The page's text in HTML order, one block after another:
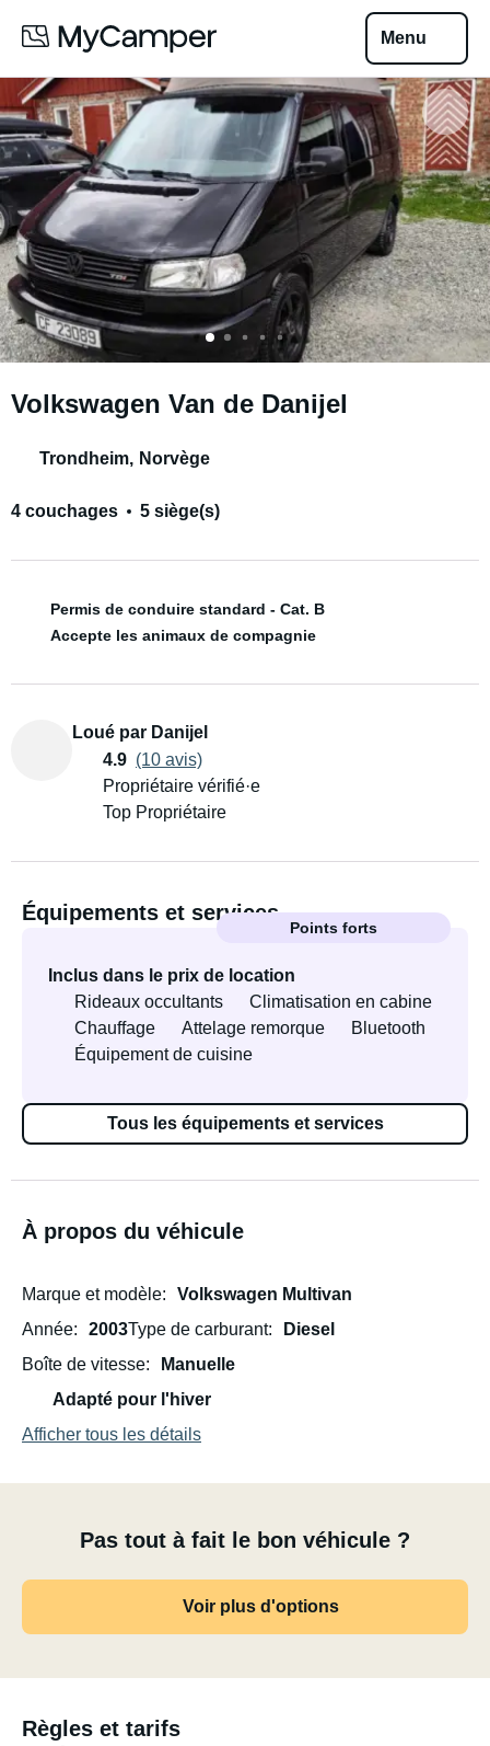
Menu
Volkswagen Van de Danijel
Trondheim, Norvège
4 couchages 5 siège(s)
Permis de conduire standard - Cat. B
Accepte les animaux de compagnie
Loué par Danijel
4.9 (10 avis)
Propriétaire vérifié·e
Top Propriétaire
Équipements et services
Points forts
Inclus dans le prix de location
Rideaux occultants
Climatisation en cabine
Chauffage
Attelage remorque
Bluetooth
Équipement de cuisine
Tous les équipements et services
À propos du véhicule
Marque et modèle
Volkswagen Multivan
Année
2003Type de carburant
Diesel
Boîte de vitesse
Manuelle
Adapté pour l'hiver
Afficher tous les détails
Pas tout à fait le bon véhicule ?
Voir plus d'options
Règles et tarifs